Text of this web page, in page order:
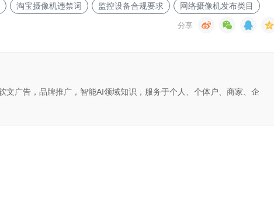
淘宝摄像机违禁词 监控设备合规要求 网络摄像机发布类目
文广告，品牌推广，智能AI领域知识，服务于个人、个体户、商家、企